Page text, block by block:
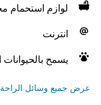
لوازم استحمام
انترنت
يسمح
عرض جميع وسائل الراحة